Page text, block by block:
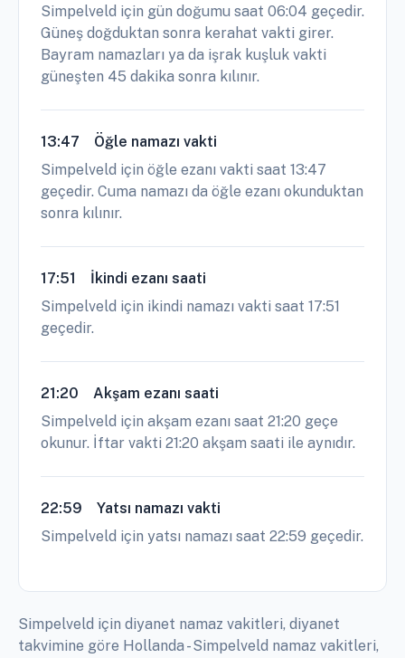
Simpelveld için gün doğumu saat 06:04 geçedir.
Güneş doğduktan sonra kerahat vakti girer.
Bayram namazları ya da işrak kuşluk vakti
güneşten 45 dakika sonra kılınır.
13:47
Öğle namazı vakti
Simpelveld için öğle ezanı vakti saat 13:47
geçedir. Cuma namazı da öğle ezanı okunduktan
sonra kılınır.
17:51
İkindi ezanı saati
Simpelveld için ikindi namazı vakti saat 17:51
geçedir.
21:20
Akşam ezanı saati
Simpelveld için akşam ezanı saat 21:20 geçe
okunur. İftar vakti 21:20 akşam saati ile aynıdır.
22:59
Yatsı namazı vakti
Simpelveld için yatsı namazı saat 22:59 geçedir.
Simpelveld için diyanet namaz vakitleri, diyanet
takvimine göre Hollanda - Simpelveld namaz vakitleri,